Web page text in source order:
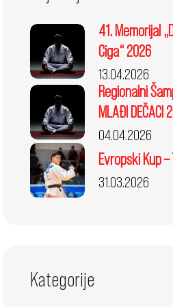
41. Memorijal
Ciga“ 2026
13.04.2026
Regionalni
MLAĐI DEČACI
04.04.2026
Evropski Kup
31.03.2026
Kategorije